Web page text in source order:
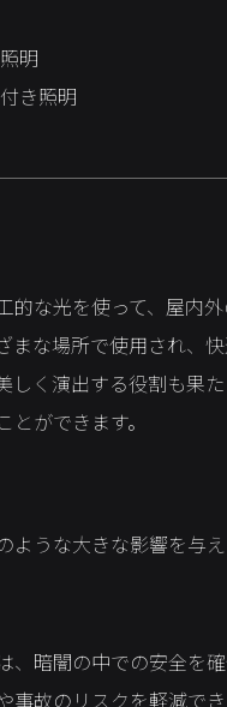
明
き照明
的な光を使って、屋内
まな場所で使用され、
しく演出する役割も果
ができます。
うな大きな影響を与え
、暗闇の中での安全を
事故のリスクを軽減で